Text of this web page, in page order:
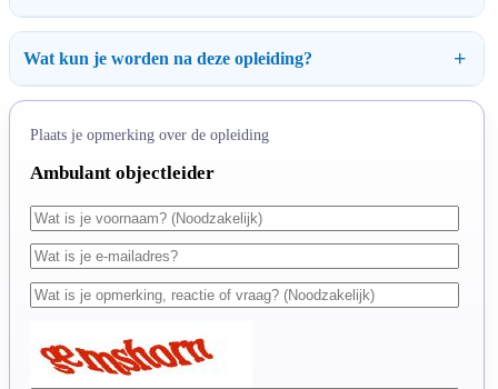
Wat kun je worden na deze opleiding?
Plaats je opmerking over de opleiding
Ambulant objectleider